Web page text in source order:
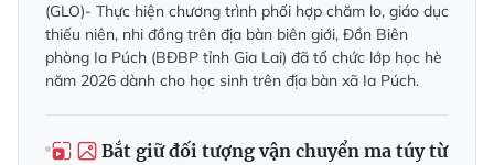
(GLO)- Thực hiện chương trình phối hợp chăm lo, giáo dục
thiếu niên, nhi đồng trên địa bàn biên giới, Đồn Biên
phòng Ia Púch (BĐBP tỉnh Gia Lai) đã tổ chức lớp học hè
năm 2026 dành cho học sinh trên địa bàn xã Ia Púch.
Bắt giữ đối tượng vận chuyển ma túy từ